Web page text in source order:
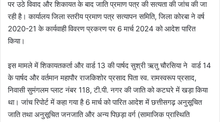
पर उठे विवाद और शिकायत के बाद जाति प्रमाण पत्र की सत्यता की जांच की जा
रही है। कार्यालय जिला स्तरीय प्रमाण पत्र सत्यापन समिति, जिला कोरबा ने वर्ष
2020-21 के कार्यवाही विवरण प्रकरण पर 6 मार्च 2024 को आदेश पारित
किया।
इस मामले में शिकायतकर्ता और वार्ड 13 की पार्षद सुश्री ऋतु चौरसिया ने वार्ड 14
के पार्षद और वर्तमान महापौर राजकिशोर प्रसाद पिता स्व. रामस्वरूप प्रसाद,
निवासी सुमंगलम प्लाट नंबर 118, टी.पी. नगर की जाति को कटघरे में खड़ा किया
था। जांच रिपोर्ट में कहा गया है 6 मार्च को पारित आदेश में छत्तीसगढ़ अनुसूचित
जाति तथा अनुसूचित जनजाति और अन्य पिछड़ा वर्ग (सामाजिक प्रास्थिति